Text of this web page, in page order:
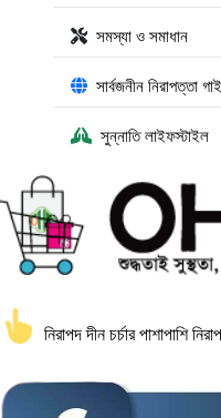
সমস্যা ও সমাধান
সার্বজনীন নিরাপত্তা
সুন্নাতি লাইফস্টাইল
নিরাপদ দীন চর্চার পাশাপাশি